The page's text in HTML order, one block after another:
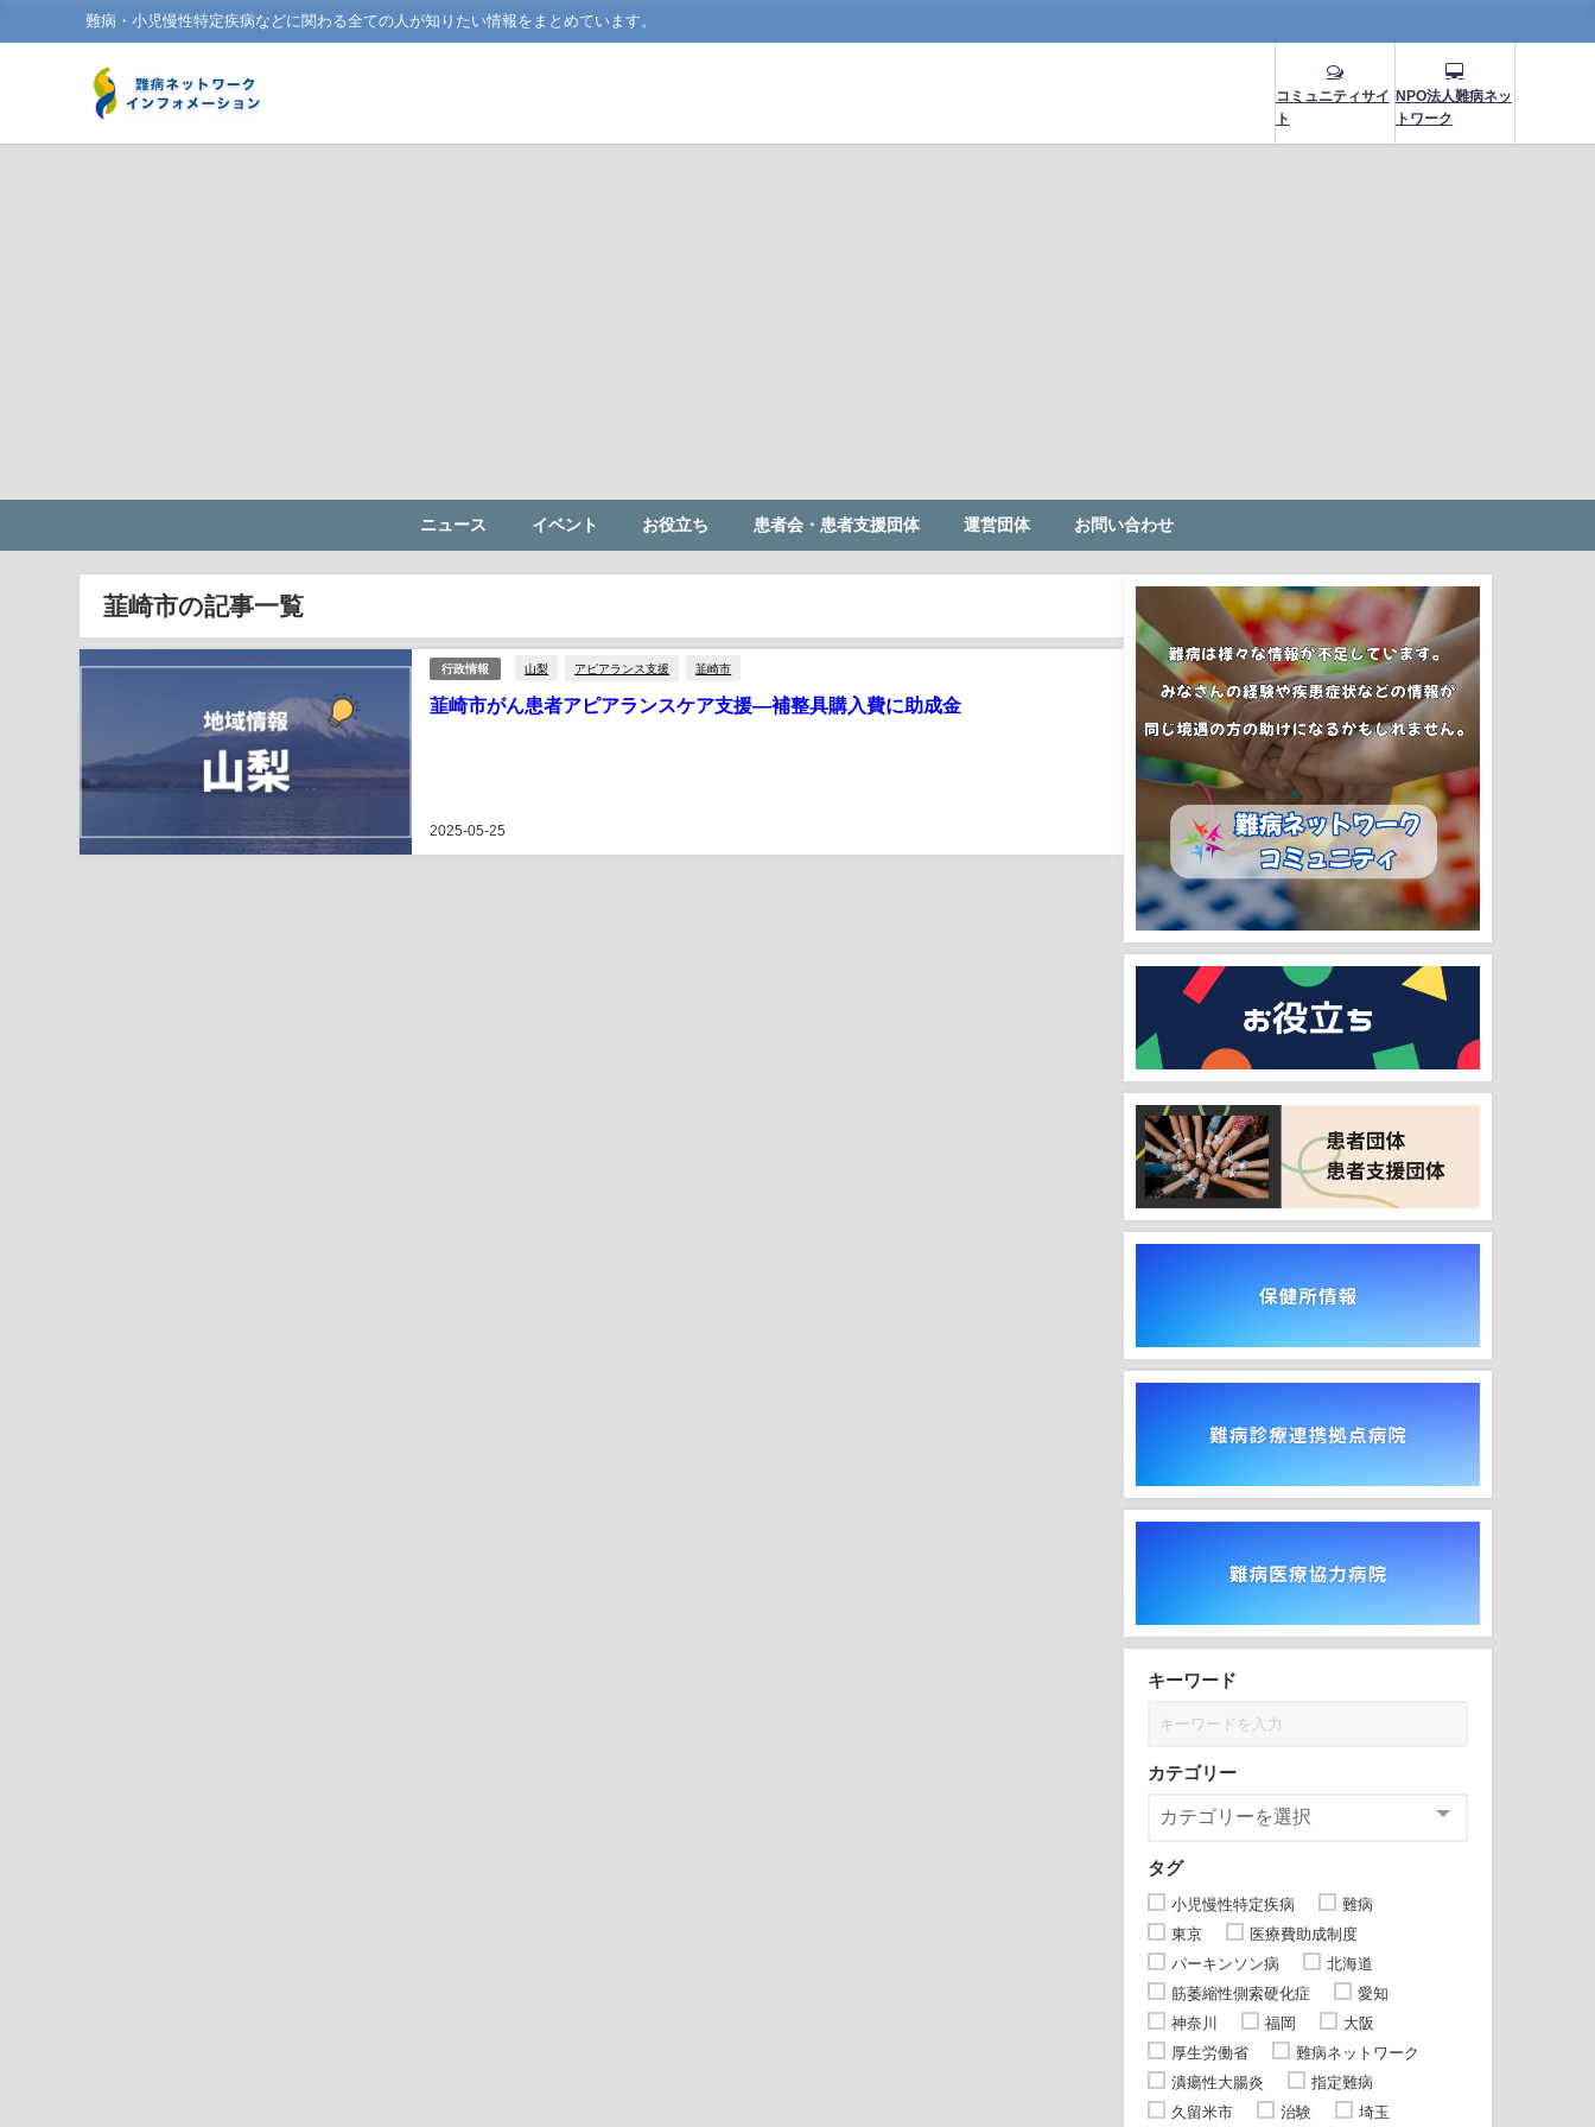
難病・小児慢性特定疾病などに関わる全ての人が知りたい情報をまとめています。
コミュニティサイ
ト
NPO法人難病ネッ
トワーク
ニュース イベント お役立ち 患者会・患者支援団体 運営団体 お問い合わせ
韮崎市の記事一覧
行政情報 山梨 アピアランス支援 韮崎市
韮崎市がん患者アピアランスケア支援―補整具購入費に助成金
2025-05-25
キーワード
カテゴリー
タグ
小児慢性特定疾病
難病
東京
医療費助成制度
パーキンソン病
北海道
筋萎縮性側索硬化症
愛知
神奈川
福岡
大阪
厚生労働省
難病ネットワーク
潰瘍性大腸炎
指定難病
久留米市
治験 埼玉